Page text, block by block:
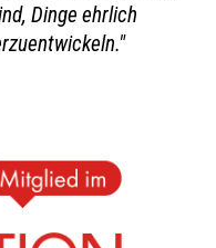
Dinge ehrlich